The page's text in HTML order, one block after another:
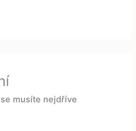
musíte nejdříve